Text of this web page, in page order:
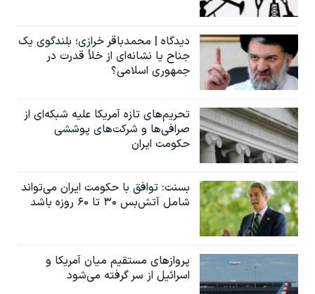
دیدگاه | محمدباقر خرازی؛ بلندگوی یک
جناح یا نشانه‌ای از خلأ قدرت در
جمهوری اسلامی؟
تحریم‌های تازه آمریکا علیه شبکه‌ای از
صرافی‌ها و شرکت‌های پوششی
حکومت ایران
بسنت: توافق با حکومت ایران می‌تواند
شامل آتش‌بس ۳۰ تا ۶۰ روزه باشد
پروازهای مستقیم میان آمریکا و
اسرائیل از سر گرفته می‌شود